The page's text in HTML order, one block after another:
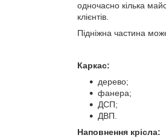
одночасно кілька
клієнтів.
Підніжна частина
Каркас:
дерево;
фанера;
ДСП;
ДВП.
Наповнення крісла: